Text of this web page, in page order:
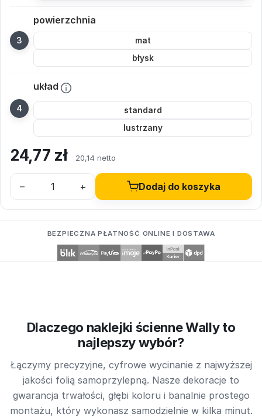
powierzchnia
mat
błysk
układ
standard
lustrzany
24,77 zł 20,14 netto
– + Dodaj do koszyka
BEZPIECZNA PŁATNOŚĆ ONLINE I DOSTAWA
Dlaczego naklejki ścienne Wally to
najlepszy wybór?
Łączymy precyzyjne, cyfrowe wycinanie z najwyższej
jakości folią samoprzylepną. Nasze dekoracje to
gwarancja trwałości, głębi koloru i banalnie prostego
montażu, który wykonasz samodzielnie w kilka minut.